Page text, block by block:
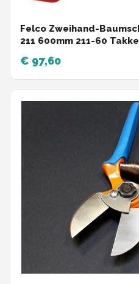
Felco Zweihand-
211 600mm 211-60
€ 97,60